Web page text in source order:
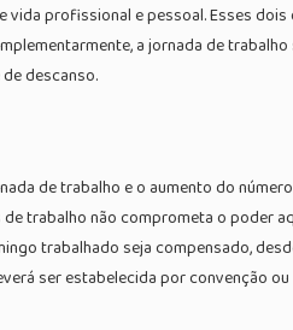
profissional e pessoal. Esses
a jornada de
descanso.
de trabalho e o aumento do
trabalho não comprometa o poder
trabalhado seja compensado,
ser estabelecida por convenção